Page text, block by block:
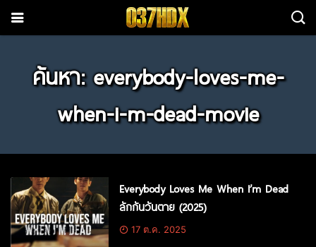
ค้นหา: everybody-loves-me-
when-i-m-dead-movie
Everybody Loves Me When I’m Dead
ลักกันวันตาย (2025)
17 ต.ค. 2025